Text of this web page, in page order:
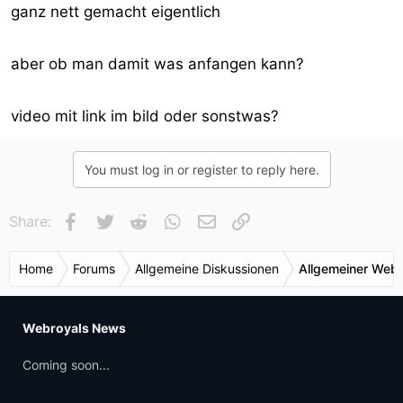
ganz nett gemacht eigentlich
aber ob man damit was anfangen kann?
video mit link im bild oder sonstwas?
You must log in or register to reply here.
Share: Facebook
Twitter Reddit WhatsApp
E-Mail
Home Forums Allgemeine Diskussionen Allgemeiner
Webroyals News
Coming soon...